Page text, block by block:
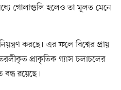
গোলাগুলি হলেও তা মূলত মেনে
করছে। এর ফলে বিশ্বের প্রায়
প্রাকৃতিক গ্যাস চলাচলের
রয়েছে।